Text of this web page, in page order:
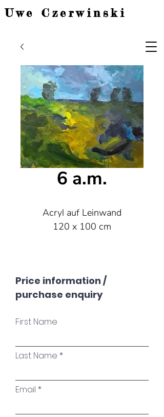
Uwe Czerwinski
6 a.m.
Acryl auf Leinwand
120 x 100 cm
geht die Sonne auf.
Irgendwo am Baltischen Meer.
Price information /
purchase enquiry
First Name
Last Name
Email